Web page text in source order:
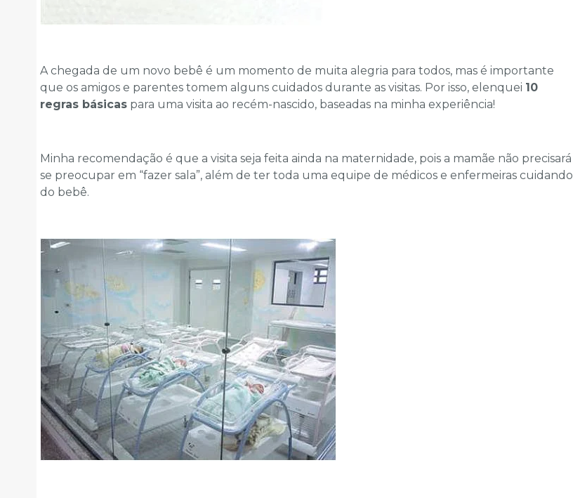
A chegada de um novo bebê é um momento de muita alegria para todos, mas é importante
que os amigos e parentes tomem alguns cuidados durante as visitas. Por isso, elenquei 10
regras básicas para uma visita ao recém-nascido, baseadas na minha experiência!
Minha recomendação é que a visita seja feita ainda na maternidade, pois a mamãe não precisará
se preocupar em “fazer sala”, além de ter toda uma equipe de médicos e enfermeiras cuidando
do bebê.